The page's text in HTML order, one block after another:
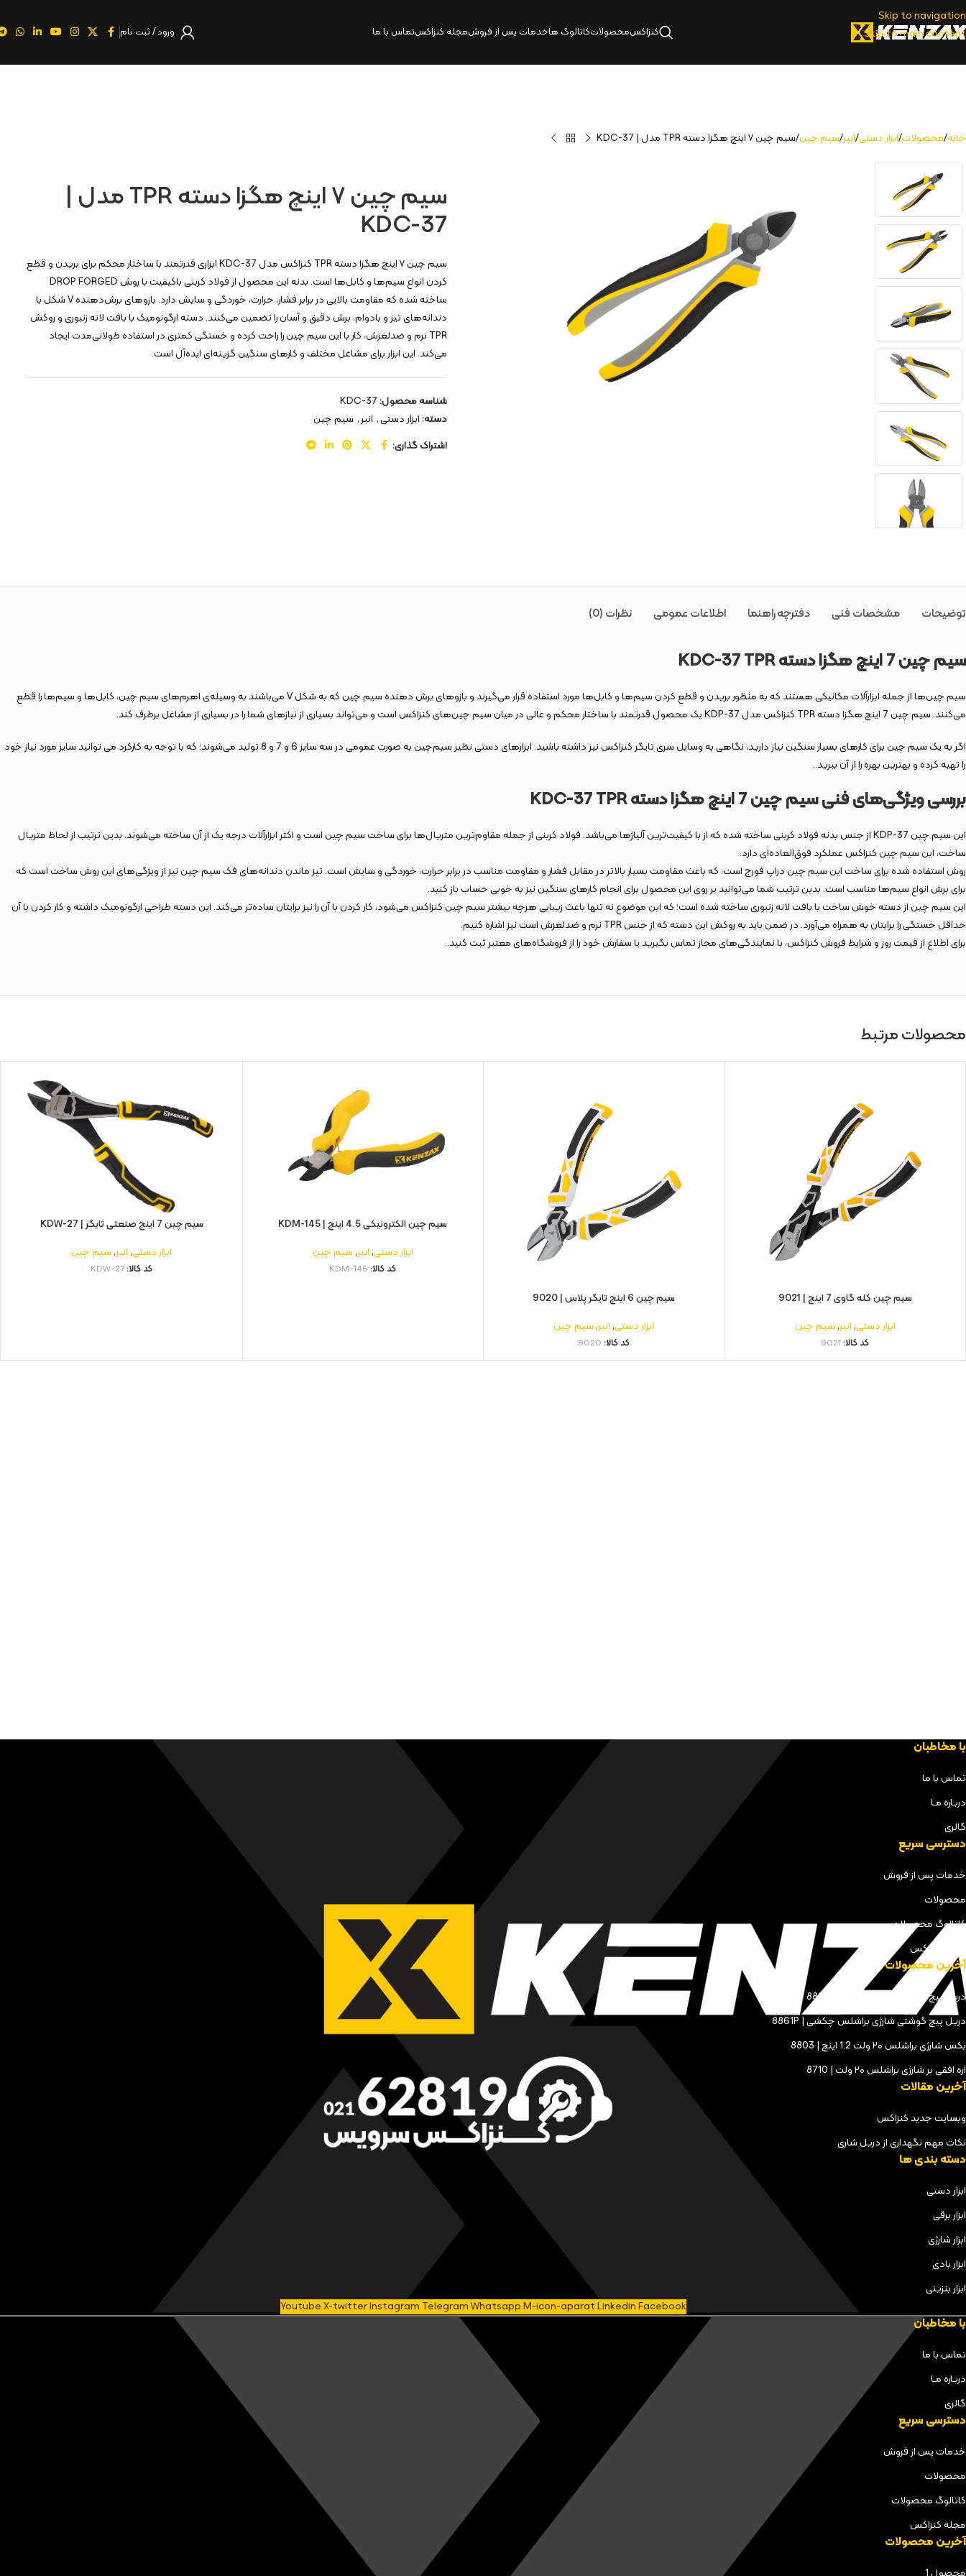
Skip to navigation
Skip to main content
کنزاکسمحصولاتکاتالوگ‌ هاخدمات پس از فروشمجله کنزاکستماس با ما ورود / ثبت نام
خانه محصولات ابزار دستی انبر سیم چین سیم چین ۷ اینچ هگزا دسته TPR مدل | KDC-37
سیم چین ۷ اینچ هگزا دسته TPR مدل |
KDC-37
سیم چین ۷ اینچ هگزا دسته TPR کنزاکس مدل KDC-37 ابزاری قدرتمند با ساختار محکم برای بریدن و قطع
کردن انواع سیم‌ها و کابل‌ها است. بدنه این محصول از فولاد کربنی باکیفیت با روش DROP FORGED
ساخته شده که مقاومت بالایی در برابر فشار، حرارت، خوردگی و سایش دارد. بازوهای برش‌دهنده V شکل با
دندانه‌های تیز و بادوام، برش دقیق و آسان را تضمین می‌کنند. دسته ارگونومیک با بافت لانه زنبوری و روکش
TPR نرم و ضدلغزش، کار با این سیم چین را راحت کرده و خستگی کمتری در استفاده طولانی‌مدت ایجاد
می‌کند. این ابزار برای مشاغل مختلف و کارهای سنگین گزینه‌ای ایده‌آل است.
شناسه محصول:KDC-37
دسته:ابزار دستی, انبر, سیم چین
اشتراک گذاری:
توضیحات نظرات (0) مشخصات فنی اطلاعات عمومی دفترچه راهنما
سیم چین 7 اینچ هگزا دسته KDC-37 TPR
سیم چین‌ها از جمله ابزارآلات مکانیکی هستند که به منظور بریدن و قطع کردن سیم‌ها و کابل‌ها مورد استفاده قرار می‌گیرند و بازوهای برش دهنده سیم چین که به شکل V می‌باشند به وسیله‌ی اهرم‌های سیم چین، کابل‌ها و سیم‌ها را قطع
می‌کنند. سیم چین 7 اینچ هگزا دسته TPR کنزاکس مدل KDP-37 یک محصول قدرتمند با ساختار محکم و عالی در میان سیم چین‌‍‌‌های کنزاکس است و می‌تواند بسیاری از نیازهای شما را در بسیاری از مشاغل برطرف کند.
اگر به یک سیم چین برای کارهای بسیار سنگین نیاز دارید، نگاهی به وسایل سری تایگر کنزاکس نیز داشته باشید. ابزارهای دستی نظیر سیم‌چین به صورت عمومی در سه سایز 6 و 7 و 8 تولید می‌شوند؛‌ که با توجه به کارکرد می توانید سایز مورد نیاز خود
را تهیه کرده و بهترین بهره را از آن ببرید..
بررسی ویژگی‌های فنی سیم چین 7 اینچ هگزا دسته KDC-37 TPR
این سیم چین KDP-37 از جنس بدنه فولاد کربنی ساخته شده که از با کیفیت‌ترین آلیاژها می‌باشد. فولاد کربنی از جمله مقاوم‌ترین متریال‌ها برای ساخت سیم چین است و اکثر ابزارآلات درجه یک از آن ساخته می‌شوند. بدین ترتیب از لحاظ متریال
ساخت، این سیم چین کنزاکس عملکرد فوق‌العاده‌ای دارد.
روش استفاده شده برای ساخت این سیم چین دراپ فورج است، که باعث مقاومت بسیار بالاتر در مقابل فشار و مقاومت مناسب در برابر حرارت، خوردگی و سایش است. تیز ماندن دندانه‌های فک سیم چین نیز از ویژگی‌های این روش ساخت است که
برای برش انواع سیم‎‌ها مناسب است. بدین ترتیب شما می‌توانید بر روی این محصول برای انجام کارهای سنگین نیز به خوبی حساب باز کنید.
این سیم چین از دسته خوش ‌ساخت با بافت لانه زنبوری ساخته شده است؛ که این موضوع نه تنها باعث زیبایی هرچه بیشتر سیم چین کنزاکس می‌شود، کار کردن با آن را نیز برایتان ساده‌تر می‌کند. این دسته طراحی ارگونومیک داشته و کار کردن با آن
حداقل خستگی را برایتان به همراه می‌آورد. در ضمن باید به روکش این دسته که از جنس TPR نرم و ضدلغزش است نیز اشاره کنیم.
برای اطلاع از قیمت روز و شرایط فروش کنزاکس، با نمایندگی‌های مجاز تماس بگیرید یا سفارش خود را از فروشگاه‌های معتبر ثبت کنید..
محصولات مرتبط
سیم چین کله گاوی 7 اینچ | 9021
ابزار دستی,انبر,سیم چین
کد کالا: 9021
سیم چین 6 اینچ تایگر پلاس | 9020
ابزار دستی,انبر,سیم چین
کد کالا: 9020
سیم چین الکترونیکی 4.5 اینچ | KDM-145
ابزار دستی,انبر,سیم چین
کد کالا: KDM-145
سیم چین 7 اینچ صنعتی تایگر | KDW-27
ابزار دستی,انبر,سیم چین
کد کالا: KDW-27
با مخاطبان
تماس با ما
دربـاره مـا
گالری
دسترسی سریع
خدمات پس از فروش
محصولات
کاتالوگ محصولات
مجله کنزاکس
آخرین محصولات
دریل پیچ گوشتی شارژی براشلس | 8898
دریل پیچ گوشتی شارژی براشلس چکشی | 8861P
بکس شارژی براشلس ۲۰ ولت 1.2 اینچ | 8803
اره افقی بر شارژی براشلس ۲۰ ولت | 8710
آخرین مقالات
وبسایت جدید کنزاکس
نکات مهم نگهداری از دریل شاری
دسته بندی ها
ابزار دستی
ابزار برقی
ابزار شارژی
ابزار بادی
ابزار بنزینی
YoutubeX-twitterInstagram TelegramWhatsappM-icon-aparatLinkedinFacebook
با مخاطبان
تماس با ما
دربـاره مـا
گالری
دسترسی سریع
خدمات پس از فروش
محصولات
کاتالوگ محصولات
مجله کنزاکس
آخرین محصولات